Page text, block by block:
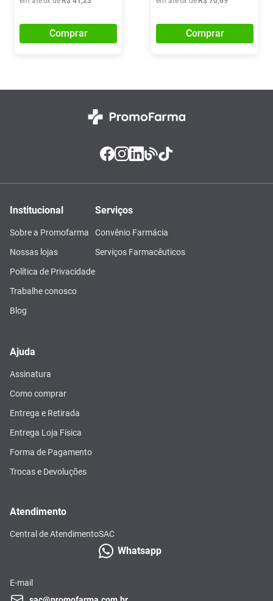
Comprar Comprar
Institucional
Sobre a Promofarma
Nossas lojas
Política de Privacidade
Trabalhe conosco
Blog
Serviços
Convênio Farmácia
Serviços Farmacêuticos
Ajuda
Assinatura
Como comprar
Entrega e Retirada
Entrega Loja Física
Forma de Pagamento
Trocas e Devoluções
Atendimento
Central de AtendimentoSAC
Whatsapp
E-mail